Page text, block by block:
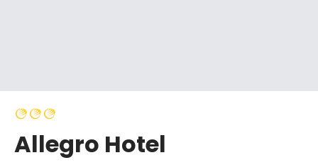
Allegro Hotel